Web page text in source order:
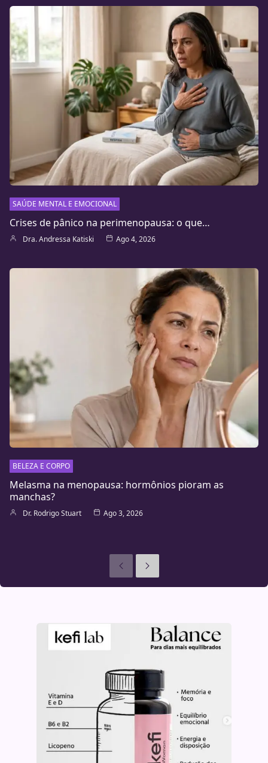
SAÚDE MENTAL E EMOCIONAL
Crises de pânico na perimenopausa: o que…
Dra. Andressa Katiski Ago 4, 2026
BELEZA E CORPO
Melasma na menopausa: hormônios pioram as
manchas?
Dr. Rodrigo Stuart Ago 3, 2026
AnterioresSeguinte